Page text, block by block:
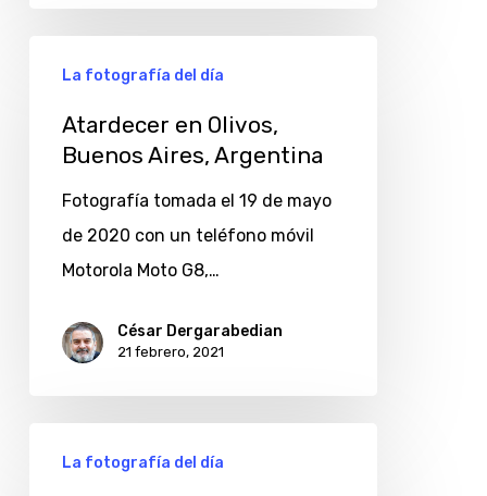
Olivos,
Buenos
Aires,
Argentina
La fotografía del día
Atardecer en Olivos,
Buenos Aires, Argentina
Fotografía tomada el 19 de mayo
de 2020 con un teléfono móvil
Motorola Moto G8,…
César Dergarabedian
21 febrero, 2021
La fotografía del día